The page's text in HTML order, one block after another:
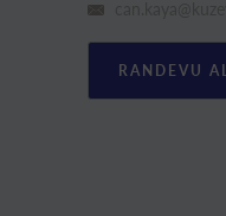
RANDEVU AL